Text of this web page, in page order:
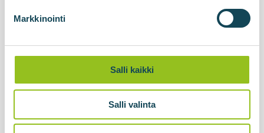
Markkinointi
Salli kaikki
Salli valinta
Lue lisää uutisesta